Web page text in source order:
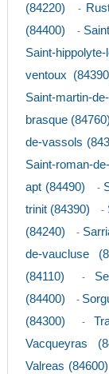
(84220)
-
(84400)
-
Saint-
ventoux
Saint-martin-
brasque (84760)
de-vassols
Saint-roman-
apt (84490)
-
trinit (84390)
-
(84240)
-
de-vaucluse
(84110)
-
(84400)
-
(84300)
-
Vacqueyras
Valreas (84600)